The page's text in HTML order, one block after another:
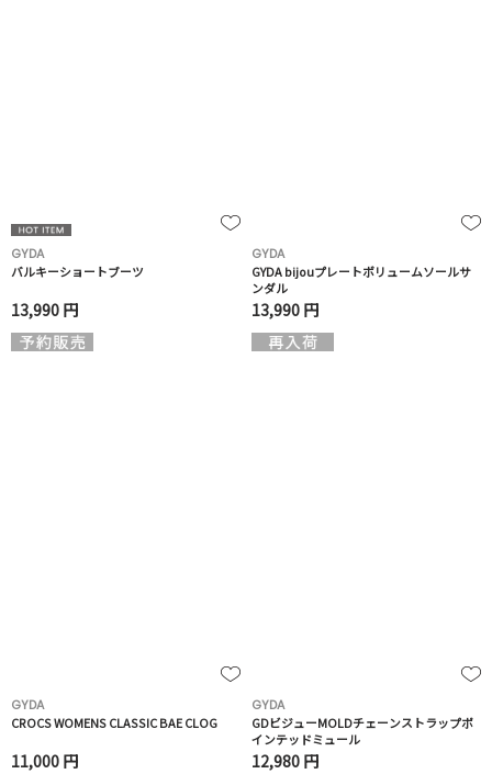
GYDA
バルキーショートブーツ
13,990 円
GYDA
GYDA bijouプレートボリュームソールサ
ンダル
13,990 円
GYDA
CROCS WOMENS CLASSIC BAE CLOG
11,000 円
GYDA
GDビジューMOLDチェーンストラップポ
インテッドミュール
12,980 円